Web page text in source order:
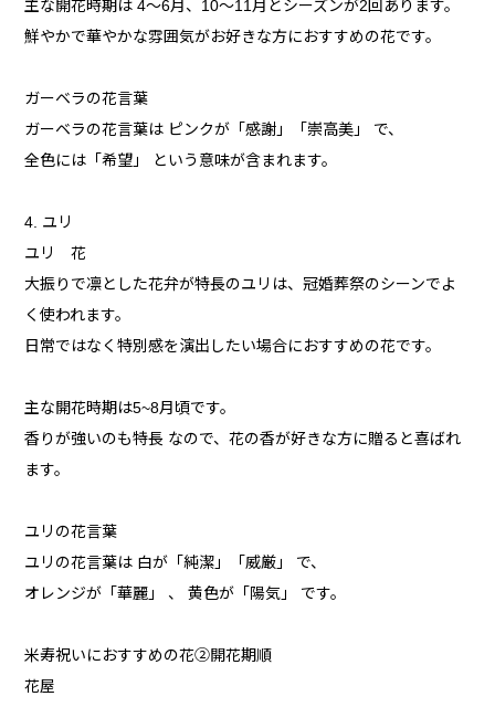
主な開花時期は 4〜6月、10〜11月とシーズンが2回あります。
鮮やかで華やかな雰囲気がお好きな方におすすめの花です。
ガーベラの花言葉
ガーベラの花言葉は ピンクが「感謝」「崇高美」 で、
全色には「希望」 という意味が含まれます。
4. ユリ
ユリ 花
大振りで凛とした花弁が特長のユリは、冠婚葬祭のシーンでよ
く使われます。
日常ではなく特別感を演出したい場合におすすめの花です。
主な開花時期は5~8月頃です。
香りが強いのも特長 なので、花の香が好きな方に贈ると喜ばれ
ます。
ユリの花言葉
ユリの花言葉は 白が「純潔」「威厳」 で、
オレンジが「華麗」 、 黄色が「陽気」 です。
米寿祝いにおすすめの花②開花期順
花屋